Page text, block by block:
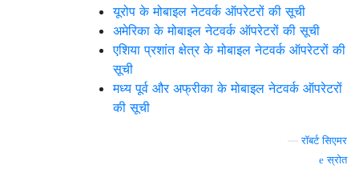
यूरोप के मोबाइल नेटवर्क ऑपरेटरों की सूची
अमेरिका के मोबाइल नेटवर्क ऑपरेटरों की सूची
एशिया प्रशांत क्षेत्र के मोबाइल नेटवर्क ऑपरेटरों की
सूची
मध्य पूर्व और अफ्रीका के मोबाइल नेटवर्क ऑपरेटरों
की सूची
—रॉबर्ट सिएमर
स्रोत